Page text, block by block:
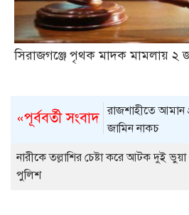
সিরাজগঞ্জে পৃথক মাদক মামলায় ২
«পূর্ববর্তী সংবাদ রাজশাহীতে আমান
জামিন নাকচ
নারীকে তল্লাশির চেষ্টা করে আটক দুই ভুয়া
পুলিশ